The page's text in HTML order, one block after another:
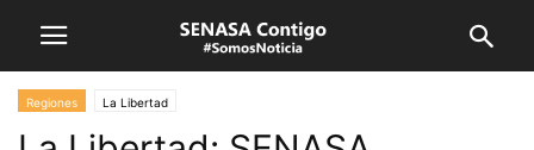
Regiones La Libertad